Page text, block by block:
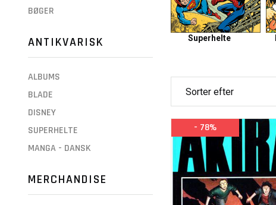
BØGER
ANTIKVARISK
ALBUMS
BLADE
DISNEY
SUPERHELTE
MANGA - DANSK
MERCHANDISE
Superhelte
- 78%